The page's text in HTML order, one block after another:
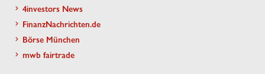
4investors News
FinanzNachrichten.de
Börse München
mwb fairtrade